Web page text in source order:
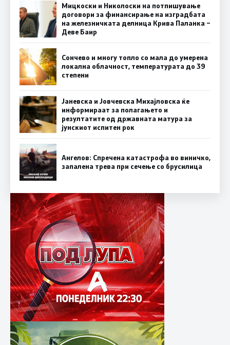
Мицкоски и Николоски на потпишување
договори за финансирање на изградбата
на железничката делница Крива Паланка –
Деве Баир
Сончево и многу топло со мала до умерена
локална облачност, температурата до 39
степени
Јаневска и Јовчевска Михајловска ќе
информираат за полагањето и
резултатите од државната матура за
јунскиот испитен рок
Ангелов: Спречена катастрофа во виничко,
запалена трева при сечење со брусилица